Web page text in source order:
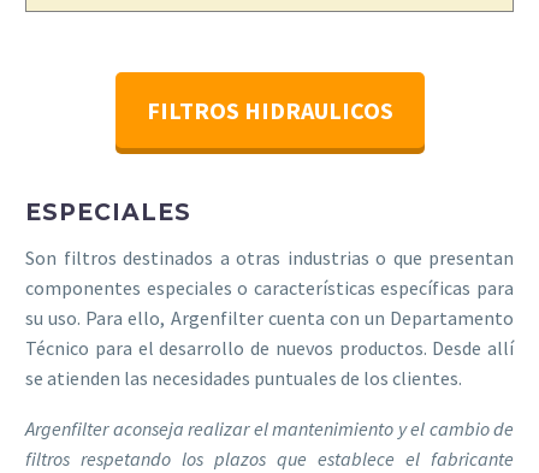
FILTROS HIDRAULICOS
ESPECIALES
Son filtros destinados a otras industrias o que presentan
componentes especiales o características específicas para
su uso. Para ello, Argenfilter cuenta con un Departamento
Técnico para el desarrollo de nuevos productos. Desde allí
se atienden las necesidades puntuales de los clientes.
Argenfilter aconseja realizar el mantenimiento y el cambio de
filtros respetando los plazos que establece el fabricante